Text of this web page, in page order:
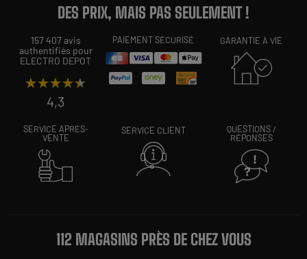
DES PRIX, MAIS PAS SEULEMENT !
157 407 avis
authentifiés pour
ELECTRO DEPOT
★★★★★
★★★★★
4,3
PAIEMENT SÉCURISÉ GARANTIE À VIE
SERVICE APRÈS-
VENTE
SERVICE CLIENT
QUESTIONS /
RÉPONSES
112 MAGASINS PRÈS DE CHEZ VOUS